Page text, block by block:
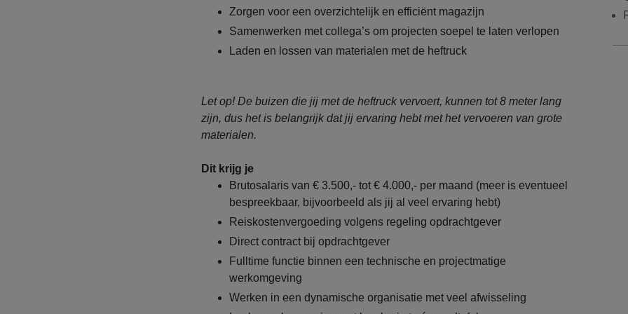
Zorgen voor een overzichtelijk en efficiënt magazijn
Samenwerken met collega’s om projecten soepel te laten verlopen
Laden en lossen van materialen met de heftruck
Let op! De buizen die jij met de heftruck vervoert, kunnen tot 8 meter lang
zijn, dus het is belangrijk dat jij ervaring hebt met het vervoeren van grote
materialen.
Dit krijg je
Brutosalaris van € 3.500,- tot € 4.000,- per maand (meer is eventueel
bespreekbaar, bijvoorbeeld als jij al veel ervaring hebt)
Reiskostenvergoeding volgens regeling opdrachtgever
Direct contract bij opdrachtgever
Fulltime functie binnen een technische en projectmatige
werkomgeving
Werken in een dynamische organisatie met veel afwisseling